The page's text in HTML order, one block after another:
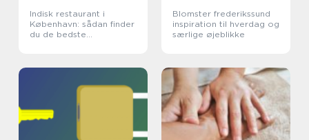
Indisk restaurant i
København: sådan finder
du de bedste
Blomster frederikssund
inspiration til hverdag og
særlige øjeblikke